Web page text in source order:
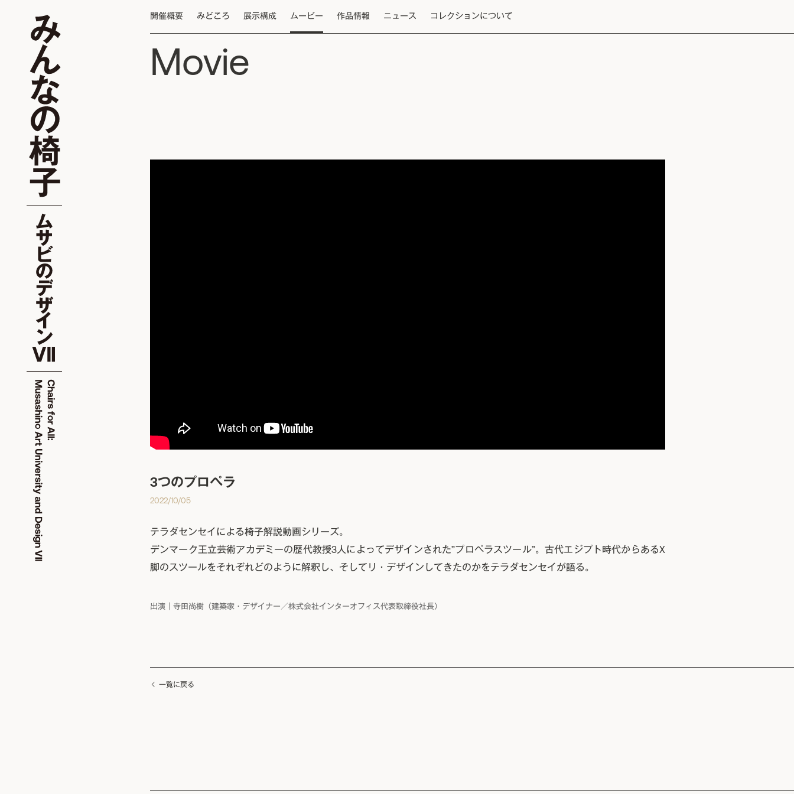
開催概要 みどころ 展示構成 ムービー 作品情報 ニュース コレクションについて
Movie
3つのプロペラ
2022/10/05
テラダセンセイによる椅子解説動画シリーズ。
デンマーク王立芸術アカデミーの歴代教授3人によってデザインされた”プロペラスツール”。古代エジプト時代からあるX
脚のスツールをそれぞれどのように解釈し、そしてリ・デザインしてきたのかをテラダセンセイが語る。
出演｜寺田尚樹（建築家・デザイナー／株式会社インターオフィス代表取締役社長）
一覧に戻る